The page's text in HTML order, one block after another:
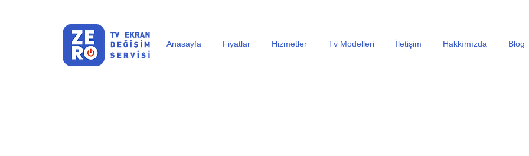
Anasayfa Fiyatlar Hizmetler Tv Modelleri İletişim Hakkımızda Blog